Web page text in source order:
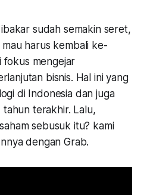
sudah semakin seret,
harus kembali ke-
fokus mengejar
bisnis. Hal ini yang
di Indonesia dan juga
tahun terakhir. Lalu,
sebusuk itu? kami
dengan Grab.